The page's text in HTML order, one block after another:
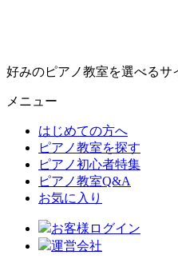
好みのピアノ教室を選べるサ
メニュー
はじめての方へ
ピアノ教室を探す
ピアノ初心者特集
ピアノ教室Q&A
お気に入り
お客様ログイン
運営会社